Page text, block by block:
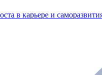
в карьере и